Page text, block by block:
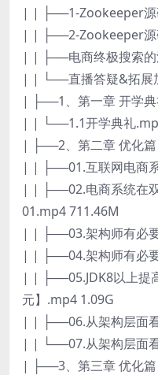
| | ├──1-Zookeeper源
| | ├──2-Zookeeper源
| | ├──电商终极搜索的
| | └──直播答疑&拓展
| ├──1、第一章 开学
| | └──1.1开学典礼
| ├──2、第二章 优化
| | ├──01.互联网电商
| | ├──02.电商系统在
01.mp4 711.46M
| | ├──03.架构师有必
| | ├──04.架构师有必
| | ├──05.JDK8以上提
元】.mp4 1.09G
| | ├──06.从架构层面
| | └──07.从架构层面
| ├──3、第三章 优化